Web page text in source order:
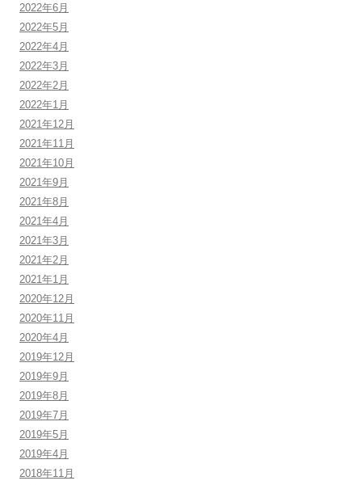
2022年6月
2022年5月
2022年4月
2022年3月
2022年2月
2022年1月
2021年12月
2021年11月
2021年10月
2021年9月
2021年8月
2021年4月
2021年3月
2021年2月
2021年1月
2020年12月
2020年11月
2020年4月
2019年12月
2019年9月
2019年8月
2019年7月
2019年5月
2019年4月
2018年11月